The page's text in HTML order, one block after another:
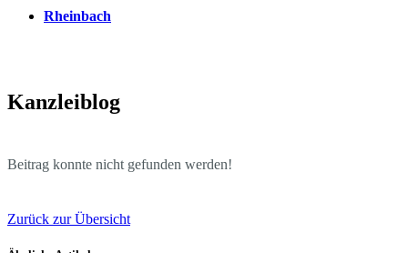
Rheinbach
Kanzleiblog
Beitrag konnte nicht gefunden werden!
Zurück zur Übersicht